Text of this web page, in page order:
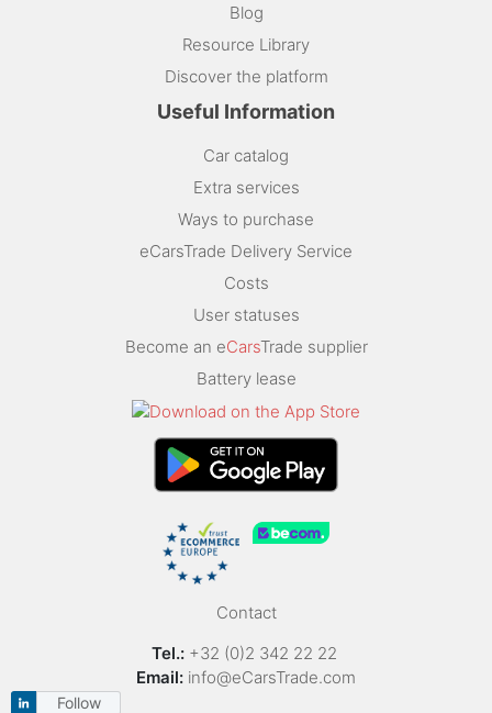
Blog
Resource Library
Discover the platform
Useful Information
Car catalog
Extra services
Ways to purchase
eCarsTrade Delivery Service
Costs
User statuses
Become an eCarsTrade supplier
Battery lease
Contact
Tel.: +32 (0)2 342 22 22
Email: info@eCarsTrade.com
Follow